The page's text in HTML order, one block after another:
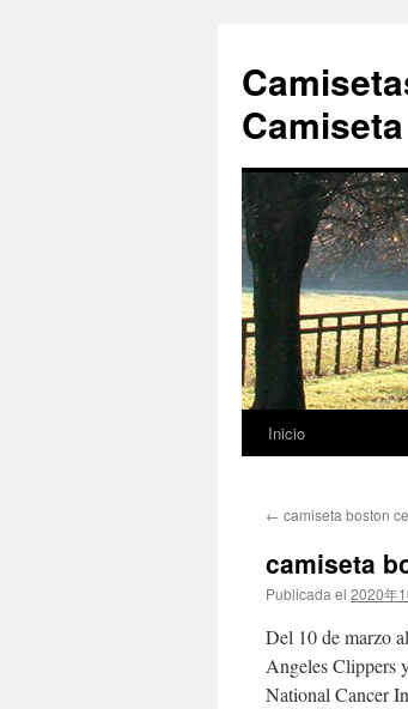
Saltar
contenido
Inicio
← camiseta boston
camiseta
Publicada el 2020年
Del 10 de marzo
Angeles Clippers
National Cancer